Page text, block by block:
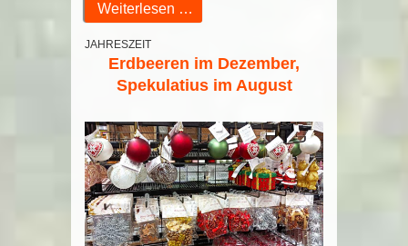
Weiterlesen …
JAHRESZEIT
Erdbeeren im Dezember,
Spekulatius im August